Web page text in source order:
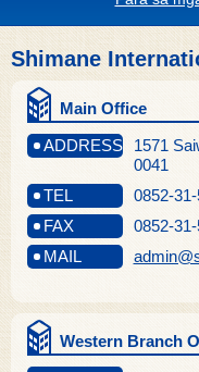
Shimane
Main Office
ADDRESS
1571
0041
TEL
0852-
FAX
0852-
MAIL
Western Branch